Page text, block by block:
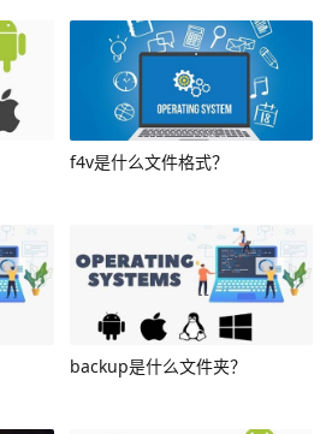
f4v是什么文件格式？
backup是什么文件夹？